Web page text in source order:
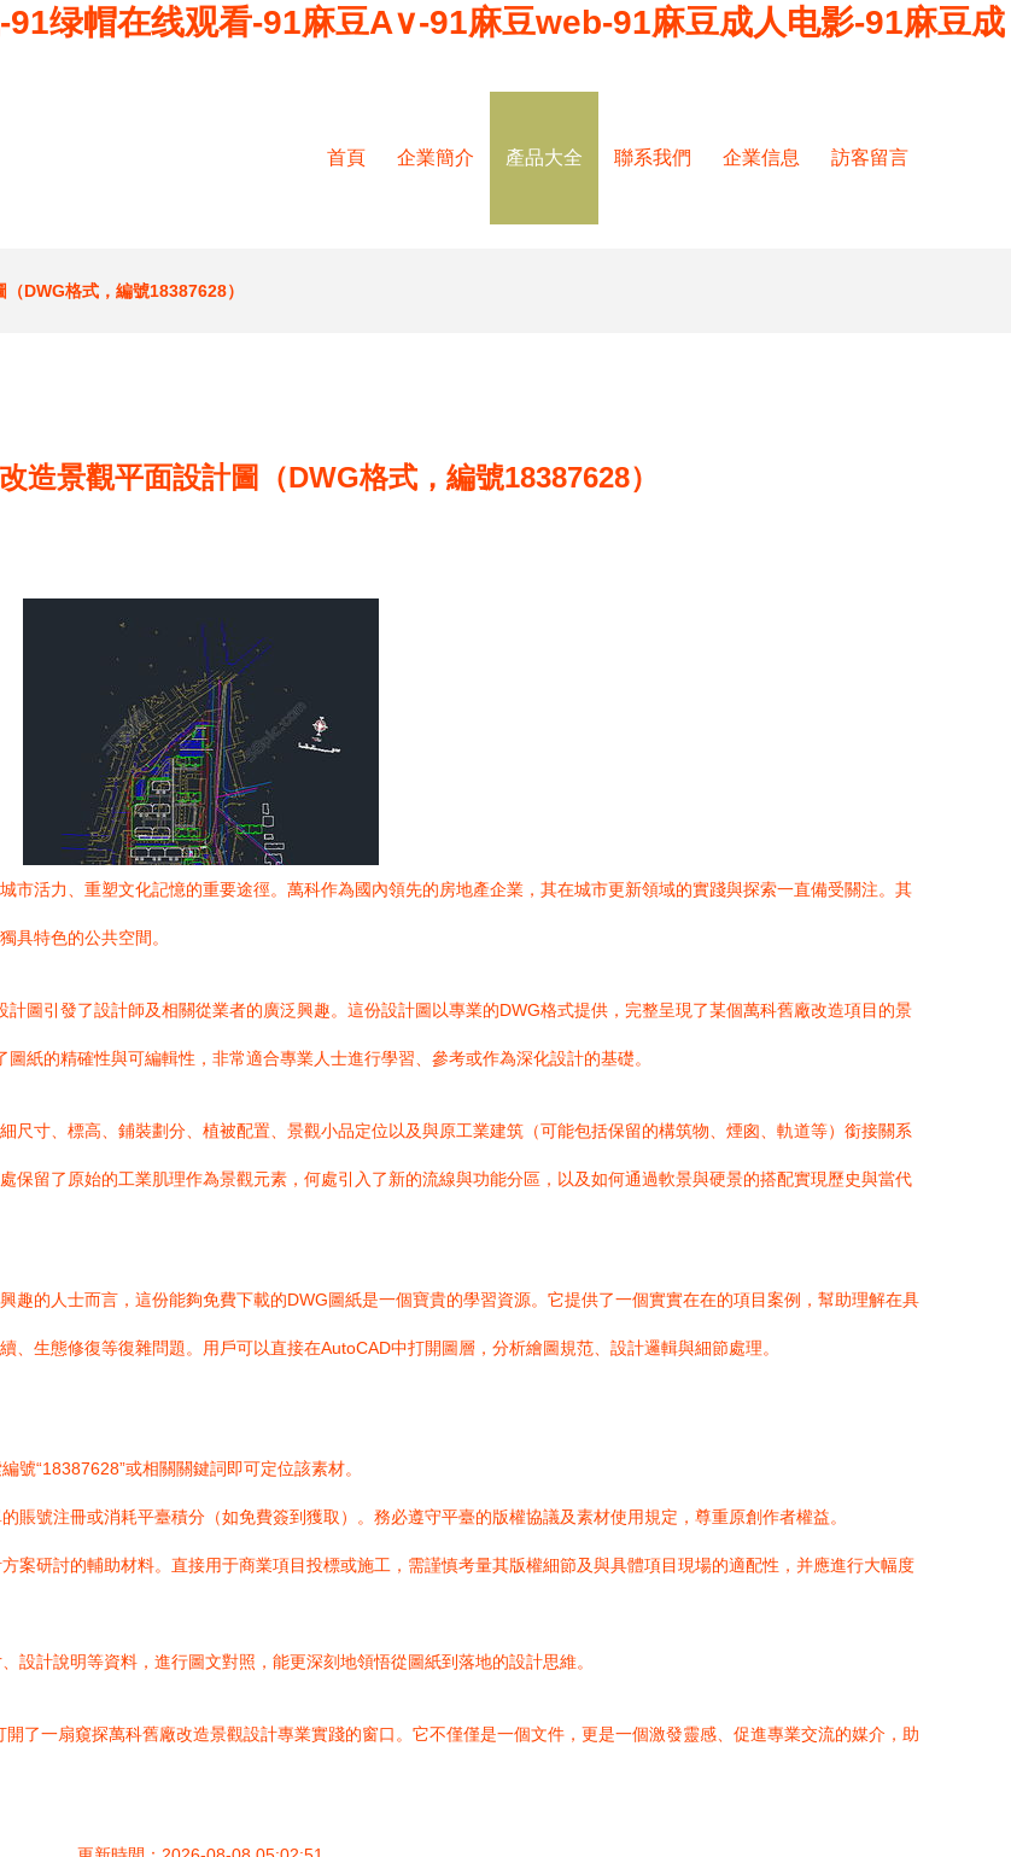
绿帽在线观看-91麻豆A∨-91麻豆web-91麻豆成人电影-91麻豆成
首頁 企業簡介 產品大全 聯系我們 企業信息 訪客留言
DWG格式，編號18387628）
造景觀平面設計圖（DWG格式，編號18387628）
市活力、重塑文化記憶的重要途徑。萬科作為國內領先的房地產企業，其在城市更新領域的實踐與探索一直備受關注。其
具特色的公共空間。
圖引發了設計師及相關從業者的廣泛興趣。這份設計圖以專業的DWG格式提供，完整呈現了某個萬科舊廠改造項目的景
紙的精確性與可編輯性，非常適合專業人士進行學習、參考或作為深化設計的基礎。
尺寸、標高、鋪裝劃分、植被配置、景觀小品定位以及與原工業建筑（可能包括保留的構筑物、煙囪、軌道等）銜接關系
保留了原始的工業肌理作為景觀元素，何處引入了新的流線與功能分區，以及如何通過軟景與硬景的搭配實現歷史與當代
趣的人士而言，這份能夠免費下載的DWG圖紙是一個寶貴的學習資源。它提供了一個實實在在的項目案例，幫助理解在具
生態修復等復雜問題。用戶可以直接在AutoCAD中打開圖層，分析繪圖規范、設計邏輯與細節處理。
號“18387628”或相關關鍵詞即可定位該素材。
賬號注冊或消耗平臺積分（如免費簽到獲取）。務必遵守平臺的版權協議及素材使用規定，尊重原創作者權益。
案研討的輔助材料。直接用于商業項目投標或施工，需謹慎考量其版權細節及與具體項目現場的適配性，并應進行大幅度
設計說明等資料，進行圖文對照，能更深刻地領悟從圖紙到落地的設計思維。
了一扇窺探萬科舊廠改造景觀設計專業實踐的窗口。它不僅僅是一個文件，更是一個激發靈感、促進專業交流的媒介，助